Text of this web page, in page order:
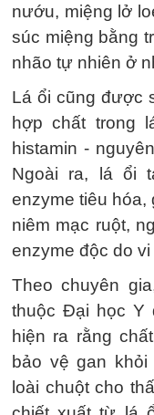
nướu, miệng lở
súc miệng bằng
nhão tự nhiên ở
Lá ổi cũng được
hợp chất trong
histamin -
Ngoài ra, lá ổi
enzyme tiêu hóa,
niêm mạc ruột,
enzyme độc do
Theo chuyên
thuộc Đại học Y
hiện ra rằng
bảo vệ gan
loài chuột cho